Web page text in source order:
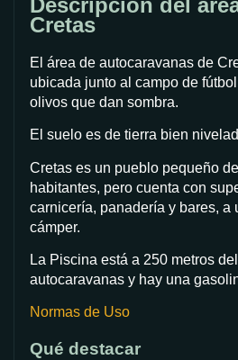
Descripción del
Cretas
El área de autocaravanas de
ubicada junto al campo de
olivos que dan sombra.
El suelo es de tierra bien
Cretas es un pueblo pequeño
habitantes, pero cuenta con
carnicería, panadería y bares, a
cámper.
La Piscina está a 250 metros
autocaravanas y hay una
Normas de Uso
Qué destacar